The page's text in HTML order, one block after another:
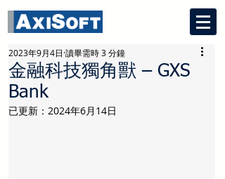
金融科技獨角獸 – GXS
Bank
2023年9月4日 讀畢需時 3 分鐘
已更新： 2024年6月14日